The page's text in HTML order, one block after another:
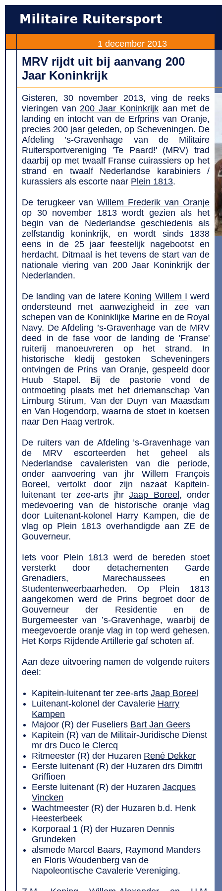
1 december 2013
MRV rijdt uit bij aanvang 200
Jaar Koninkrijk
Gisteren, 30 november 2013, ving de reeks
vieringen van200 Jaar Koninkrijkaan met de
landing en intocht van de Erfprins van Oranje,
precies 200 jaar geleden, op Scheveningen. De
Afdeling ’s-Gravenhage van de Militaire
Ruitersportvereniging 'Te Paard!' (MRV) trad
daarbij op met twaalf Franse cuirassiers op het
strand en twaalf Nederlandse karabiniers /
kurassiers als escorte naar Plein 1813.
De terugkeer van Willem Frederik van Oranje
op 30 november 1813 wordt gezien als het
begin van de Nederlandse geschiedenis als
zelfstandig koninkrijk, en wordt sinds 1838
eens in de 25 jaar feestelijk nagebootst en
herdacht. Ditmaal is het tevens de start van de
nationale viering van 200 Jaar Koninkrijk der
Nederlanden.
De landing van de latere Koning Willem I werd
ondersteund met aanwezigheid in zee van
schepen van de Koninklijke Marine en de Royal
Navy. De Afdeling ’s-Gravenhage van de MRV
deed in de fase voor de landing de 'Franse'
ruiterij manoeuvreren op het strand. In
historische kledij gestoken Scheveningers
ontvingen de Prins van Oranje, gespeeld door
Huub Stapel. Bij de pastorie vond de
ontmoeting plaats met het driemanschap Van
Limburg Stirum, Van der Duyn van Maasdam
en Van Hogendorp, waarna de stoet in koetsen
naar Den Haag vertrok.
De ruiters van de Afdeling ’s-Gravenhage van
de MRV escorteerden het geheel als
Nederlandse cavaleristen van die periode,
onder aanvoering van jhr Willem François
Boreel, vertolkt door zijn nazaat Kapitein-
luitenant ter zee-arts jhr Jaap Boreel , onder
medevoering van de historische oranje vlag
door Luitenant-kolonel Harry Kampen, die de
vlag op Plein 1813 overhandigde aan ZE de
Gouverneur.
Iets voor Plein 1813 werd de bereden stoet
versterkt door detachementen Garde
Grenadiers, Marechaussees en
Studentenweerbaarheden. Op Plein 1813
aangekomen werd de Prins begroet door de
Gouverneur der Residentie en de
Burgemeester van ’s-Gravenhage, waarbij de
meegevoerde oranje vlag in top werd gehesen.
Het Korps Rijdende Artillerie gaf schoten af.
Aan deze uitvoering namen de volgende ruiters
deel:
Kapitein-luitenant ter zee-arts Jaap Boreel
Luitenant-kolonel der Cavalerie Harry
Kampen
Majoor (R) der Fuseliers Bart Jan Geers
Kapitein (R) van de Militair-Juridische Dienst
mr drs Duco le Clercq
Ritmeester (R) der Huzaren René Dekker
Eerste luitenant (R) der Huzaren drs Dimitri
Griffioen
Eerste luitenant (R) der Huzaren Jacques
Vincken
Wachtmeester (R) der Huzaren b.d. Henk
Heesterbeek
Korporaal 1 (R) der Huzaren Dennis
Grundeken
alsmede Marcel Baars, Raymond Manders
en Floris Woudenberg van de
Napoleontische Cavalerie Vereniging.